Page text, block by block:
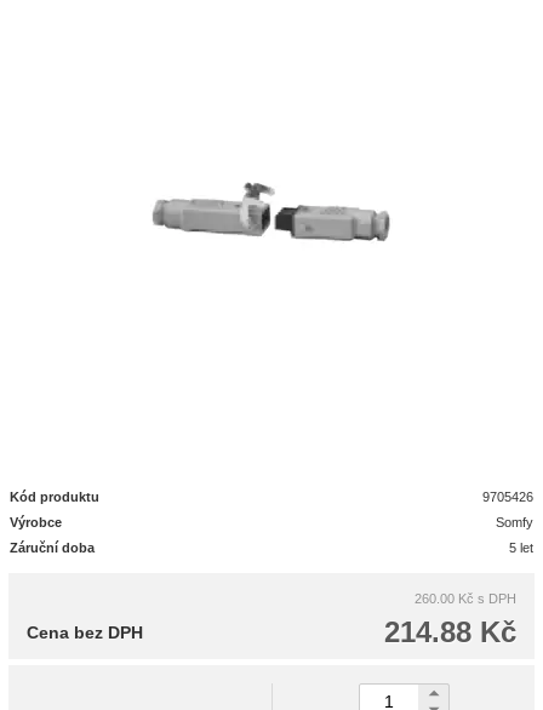
Kód produktu
9705426
Výrobce
Somfy
Záruční doba
5 let
260.00 Kč s DPH
214.88 Kč
Cena bez DPH